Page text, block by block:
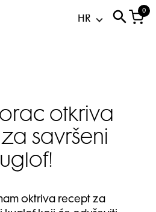
0
otkriva
savršeni
oktriva recept za